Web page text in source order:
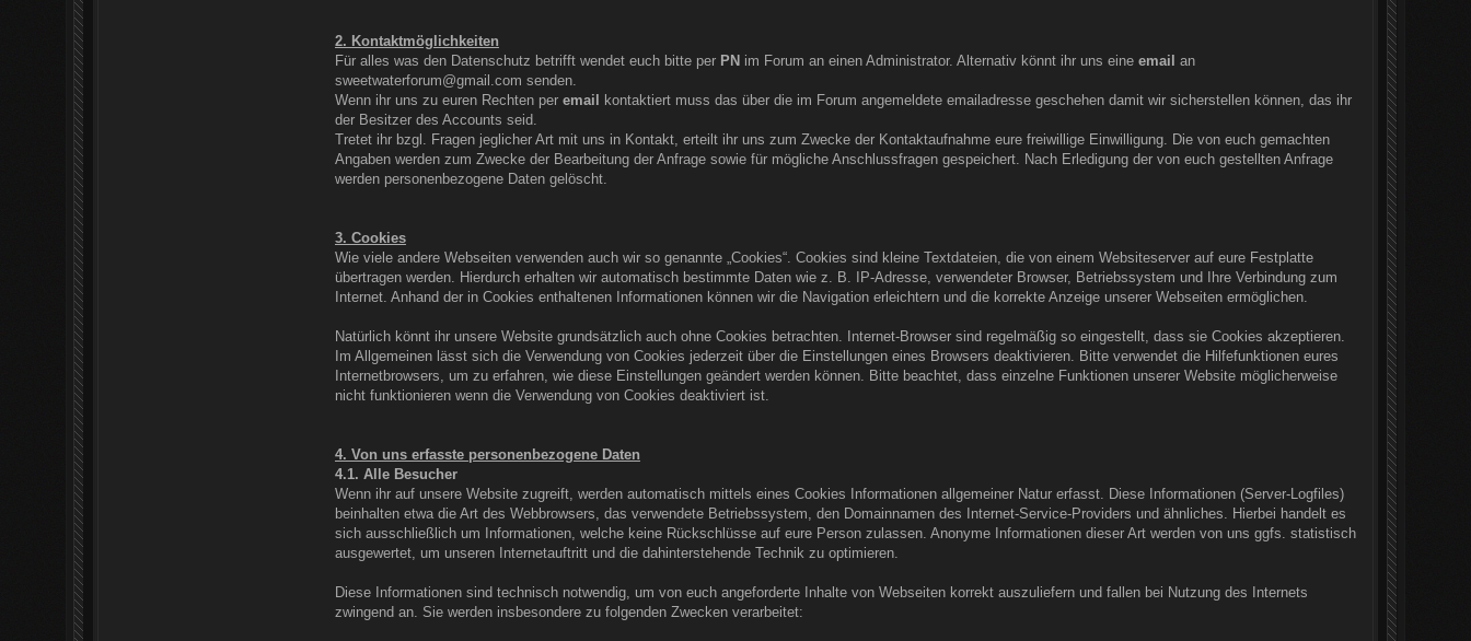
2. Kontaktmöglichkeiten
Für alles was den Datenschutz betrifft wendet euch bitte per PNim Forum an einen Administrator. Alternativ könnt ihr uns eine email an
sweetwaterforum@gmail.com senden.
Wenn ihr uns zu euren Rechten per email kontaktiert muss das über die im Forum angemeldete emailadresse geschehen damit wir sicherstellen können, das ihr
der Besitzer des Accounts seid.
Tretet ihr bzgl. Fragen jeglicher Art mit uns in Kontakt, erteilt ihr uns zum Zwecke der Kontaktaufnahme eure freiwillige Einwilligung. Die von euch gemachten
Angaben werden zum Zwecke der Bearbeitung der Anfrage sowie für mögliche Anschlussfragen gespeichert. Nach Erledigung der von euch gestellten Anfrage
werden personenbezogene Daten gelöscht.
3. Cookies
Wie viele andere Webseiten verwenden auch wir so genannte „Cookies“. Cookies sind kleine Textdateien, die von einem Websiteserver auf eure Festplatte
übertragen werden. Hierdurch erhalten wir automatisch bestimmte Daten wie z. B. IP-Adresse, verwendeter Browser, Betriebssystem und Ihre Verbindung zum
Internet. Anhand der in Cookies enthaltenen Informationen können wir die Navigation erleichtern und die korrekte Anzeige unserer Webseiten ermöglichen.
Natürlich könnt ihr unsere Website grundsätzlich auch ohne Cookies betrachten. Internet-Browser sind regelmäßig so eingestellt, dass sie Cookies akzeptieren.
Im Allgemeinen lässt sich die Verwendung von Cookies jederzeit über die Einstellungen eines Browsers deaktivieren. Bitte verwendet die Hilfefunktionen eures
Internetbrowsers, um zu erfahren, wie diese Einstellungen geändert werden können. Bitte beachtet, dass einzelne Funktionen unserer Website möglicherweise
nicht funktionieren wenn die Verwendung von Cookies deaktiviert ist.
4. Von uns erfasste personenbezogene Daten
4.1. Alle Besucher
Wenn ihr auf unsere Website zugreift, werden automatisch mittels eines Cookies Informationen allgemeiner Natur erfasst. Diese Informationen (Server-Logfiles)
beinhalten etwa die Art des Webbrowsers, das verwendete Betriebssystem, den Domainnamen des Internet-Service-Providers und ähnliches. Hierbei handelt es
sich ausschließlich um Informationen, welche keine Rückschlüsse auf eure Person zulassen. Anonyme Informationen dieser Art werden von uns ggfs. statistisch
ausgewertet, um unseren Internetauftritt und die dahinterstehende Technik zu optimieren.
Diese Informationen sind technisch notwendig, um von euch angeforderte Inhalte von Webseiten korrekt auszuliefern und fallen bei Nutzung des Internets
zwingend an. Sie werden insbesondere zu folgenden Zwecken verarbeitet: